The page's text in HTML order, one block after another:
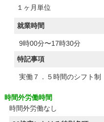
１ヶ月単位
就業時間
9時00分〜17時30分
特記事項
実働７．５時間のシフト制
時間外労働時間
時間外労働なし